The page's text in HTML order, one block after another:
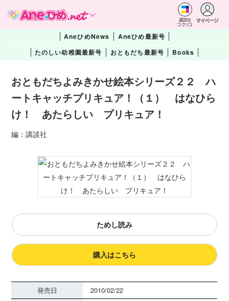
講談社
コクリコ
マイページ
AneひめNews
Aneひめ最新号
たのしい幼稚園最新号
おともだち最新号 Books
おともだちよみきかせ絵本シリーズ２２ ハ
ートキャッチプリキュア！（１） はなひら
け！ あたらしい プリキュア！
編：講談社
ためし読み
購入はこちら
発売日
2010/02/22